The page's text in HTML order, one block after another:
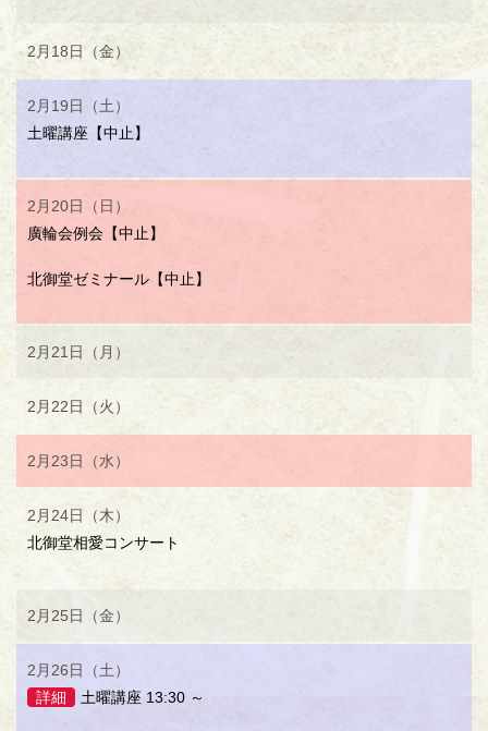
2月18日（金）
2月19日（土）
土曜講座【中止】
2月20日（日）
廣輪会例会【中止】
北御堂ゼミナール【中止】
2月21日（月）
2月22日（火）
2月23日（水）
2月24日（木）
北御堂相愛コンサート
2月25日（金）
2月26日（土）
詳細
土曜講座 13:30 ～